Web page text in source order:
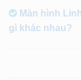
Màn hình
gì khác nhau?